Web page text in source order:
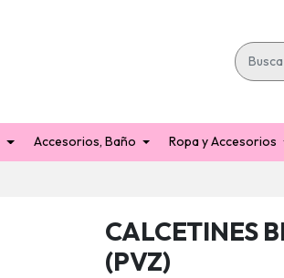
Accesorios, Baño Ropa y Accesorios
CALCETINES
(PVZ)